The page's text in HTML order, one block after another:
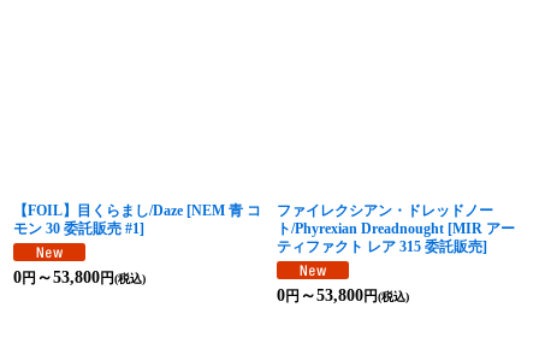
【FOIL】目くらまし/Daze [NEM 青 コ
モン 30 委託販売 #1]
0円 ～53,800円(税込)
ファイレクシアン・ドレッドノー
ト/Phyrexian Dreadnought [MIR アー
ティファクト レア 315 委託販売]
0円 ～53,800円(税込)